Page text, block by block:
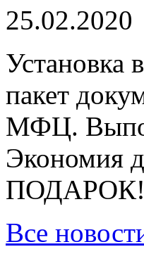
25.02.2020
Установка
пакет
МФЦ.
Экономия
Все